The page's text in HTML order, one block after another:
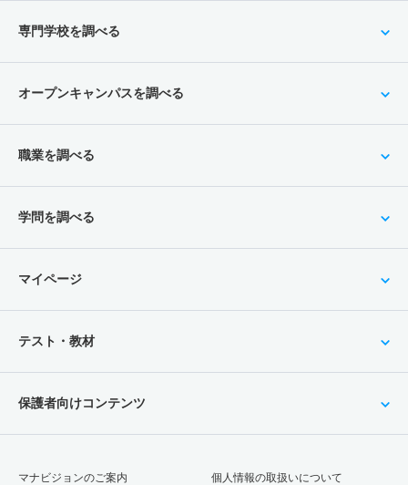
専門学校を調べる
オープンキャンパスを調べる
職業を調べる
学問を調べる
マイページ
テスト・教材
保護者向けコンテンツ
マナビジョンのご案内 個人情報の取扱いについて